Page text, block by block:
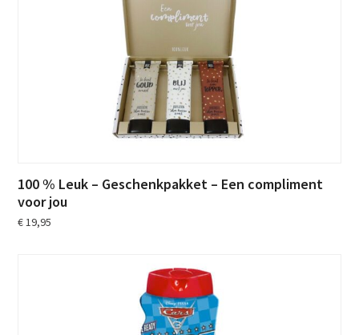
100 % Leuk – Geschenkpakket – Een compliment
voor jou
€19,95